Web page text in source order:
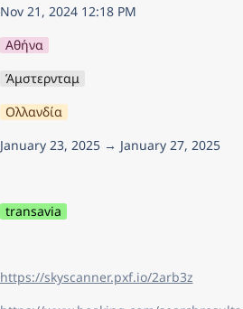
Nov 21, 2024 12:18 PM
Αθήνα
Άμστερνταμ
Ολλανδία
January 23, 2025 → January 27, 2025
transavia
https://skyscanner.pxf.io/2arb3z